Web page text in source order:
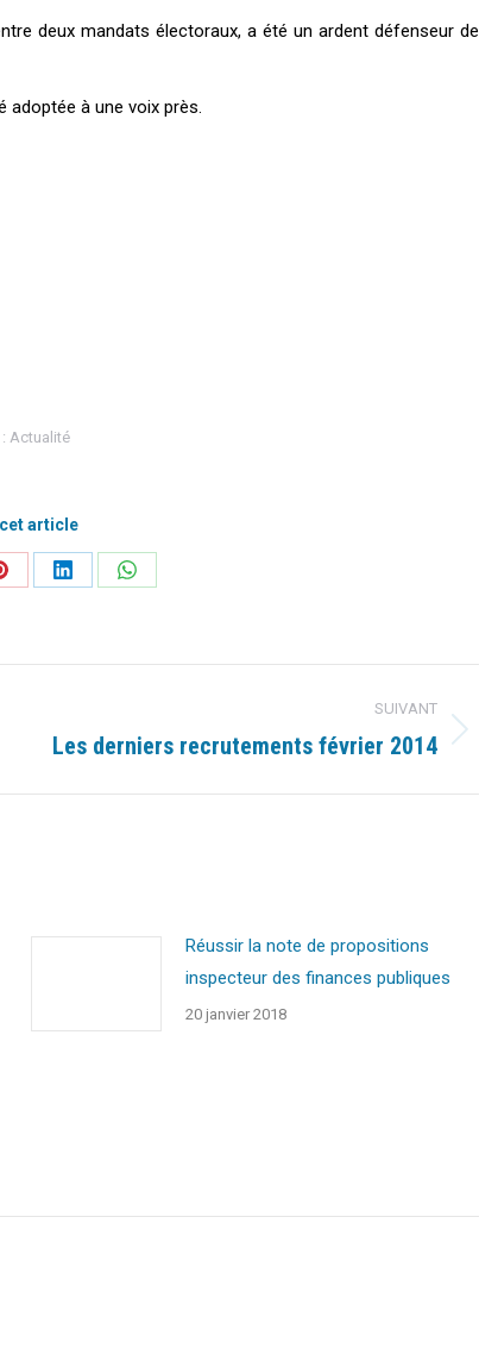
deux mandats électoraux, a été un ardent défenseur de
adoptée à une voix près.
Actualité
article
PartagerPartager
SUIVANT
Article
Les derniers recrutements février 2014
Réussir la note de propositions
inspecteur des finances publiques
20 janvier 2018